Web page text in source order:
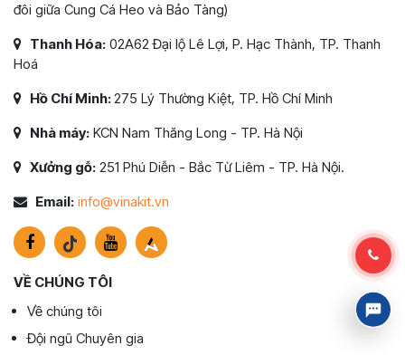
đôi giữa Cung Cá Heo và Bảo Tàng)
Thanh Hóa: 02A62 Đại lộ Lê Lợi, P. Hạc Thành, TP. Thanh
Hoá
Hồ Chí Minh:275 Lý Thường Kiệt, TP. Hồ Chí Minh
Nhà máy: KCN Nam Thăng Long - TP. Hà Nội
Xưởng gỗ: 251 Phú Diễn - Bắc Từ Liêm - TP. Hà Nội.
Email: info@vinakit.vn
VỀ CHÚNG TÔI
Về chúng tôi
Đội ngũ Chuyên gia